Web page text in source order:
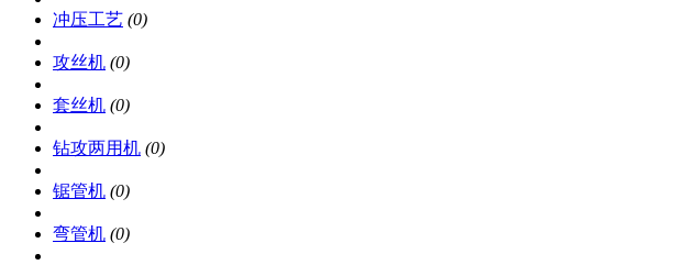
冲压工艺 (0)
攻丝机 (0)
套丝机 (0)
钻攻两用机 (0)
锯管机 (0)
弯管机 (0)